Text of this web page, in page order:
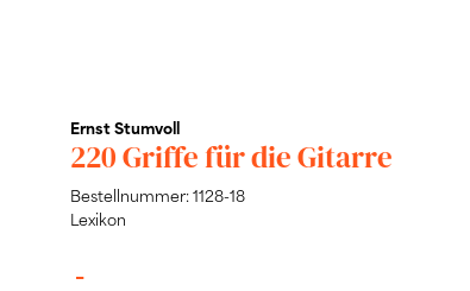
Ernst Stumvoll
220 Griffe für die Gitarre
Bestellnummer: 1128-18
Lexikon
–